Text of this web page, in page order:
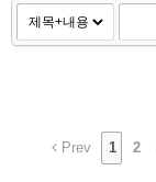
Prev 1 2